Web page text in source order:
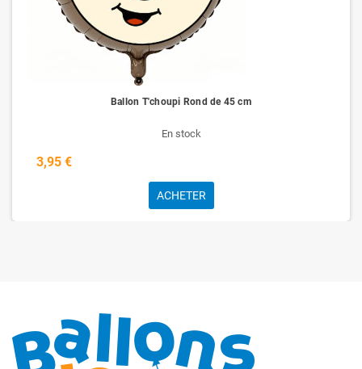
Ballon T'choupi Rond de 45 cm
En stock
3,95 €
ACHETER